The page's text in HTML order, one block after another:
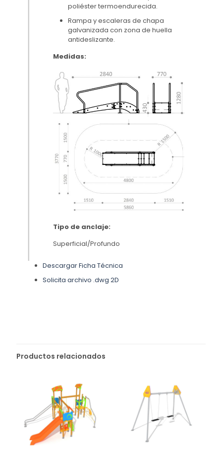
poliéster termoendurecida.
Rampa y escaleras de chapa
galvanizada con zona de huella
antideslizante.
Medidas:
Tipo de anclaje:
Superficial/Profundo
Descargar Ficha Técnica
Solicita archivo .dwg 2D
Productos relacionados